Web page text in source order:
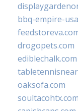
bbq-empire-
drogopets.com
ediblechalk.com
oaksofa.com
soultacohtx.com